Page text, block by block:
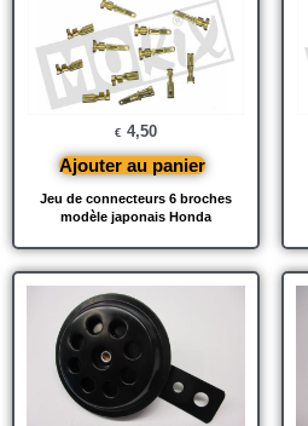
Jeu de connecteurs 6 broches
modèle japonais Honda
€ 4,50
Ajouter au panier